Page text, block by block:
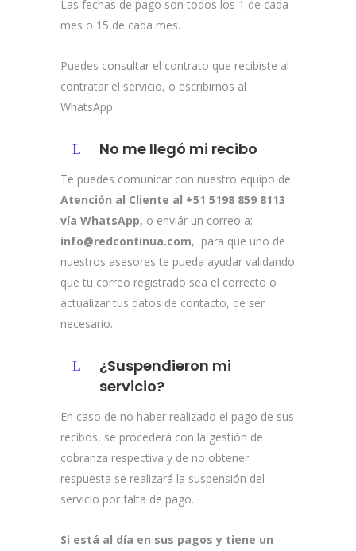
Las fechas de pago son todos los 1 de cada
mes o 15 de cada mes.
Puedes consultar el contrato que recibiste al
contratar el servicio, o escribirnos al
WhatsApp.
No me llegó mi recibo
Te puedes comunicar con nuestro equipo de
Atención al Cliente al +51 5198 859 8113
vía WhatsApp, o enviár un correo a:
info@redcontinua.com, para que uno de
nuestros asesores te pueda ayudar validando
que tu correo registrado sea el correcto o
actualizar tus datos de contacto, de ser
necesario.
¿Suspendieron mi
servicio?
En caso de no haber realizado el pago de sus
recibos, se procederá con la gestión de
cobranza respectiva y de no obtener
respuesta se realizará la suspensión del
servicio por falta de pago.
Si está al día en sus pagos y tiene un